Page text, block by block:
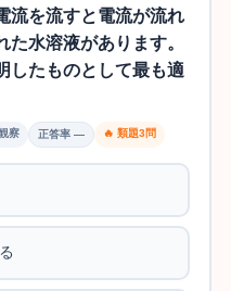
流を流すと電流が流れ
水溶液があります。
したものとして最も適
察 正答率 — 🔥 類題3問